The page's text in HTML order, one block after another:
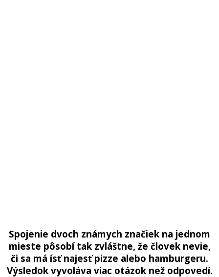
Spojenie dvoch známych značiek na jednom
mieste pôsobí tak zvláštne, že človek nevie,
či sa má ísť najesť pizze alebo hamburgeru.
Výsledok vyvoláva viac otázok než odpovedí.